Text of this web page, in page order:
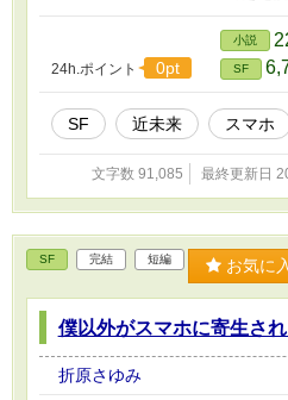
寄生されたかのように思われた。
するようになってしまったのだろ
に寄生されました」とは内容が異な
転載です。
24h.ポイント 0pt
小説
SF
SF 近未来 スマホ
文字数 91,085 最終更新日
SF 完結 短編 お気に
僕以外がスマホに寄生さ
折原さゆみ